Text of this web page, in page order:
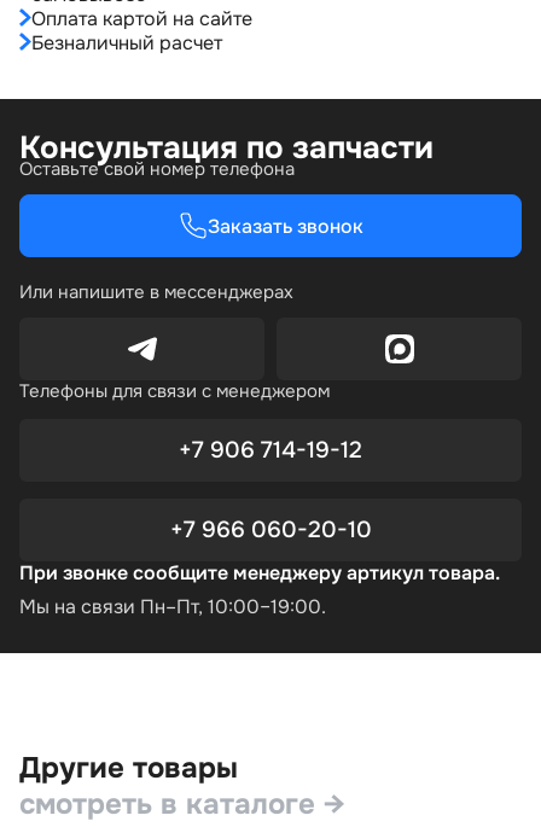
Оплата картой на сайте
Безналичный расчет
Консультация по запчасти
Оставьте свой номер телефона
Заказать звонок
Или напишите в мессенджерах
Телефоны для связи с менеджером
+7 906 714-19-12
+7 966 060-20-10
При звонке сообщите менеджеру артикул товара.
Мы на связи Пн–Пт, 10:00–19:00.
Другие товары
смотреть в каталоге →